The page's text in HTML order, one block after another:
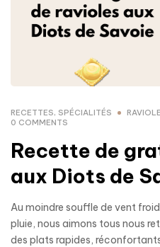
RECETTES, SPÉCIALITÉS
0 COMMENTS
Recette de
aux Diots de
Au moindre souffle de vent
pluie, nous aimons tous nous
des plats rapides,